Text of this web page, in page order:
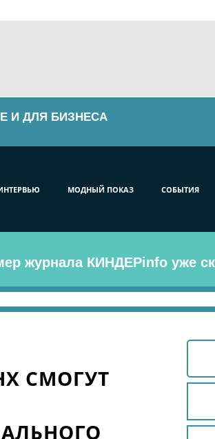
И ДЛЯ БИЗНЕСА
МОДНЫЙ ПОКАЗ СОБЫТИЯ
журнала КИНДЕРinfo уже
СМОГУТ